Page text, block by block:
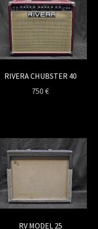
RIVERA CHUBSTER 40
750€
RV MODEL 25